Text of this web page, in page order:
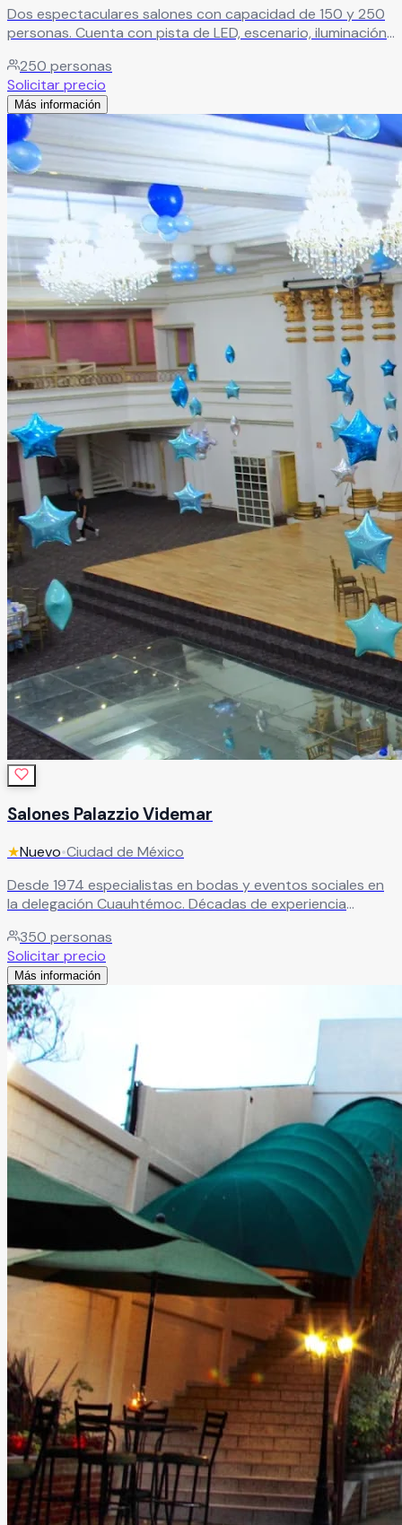
Dos espectaculares salones con capacidad de 150 y 250
personas. Cuenta con pista de LED, escenario, iluminación
gigantes y mesas iluminadas.
250 personas
Solicitar precio
Más información
Salones Palazzio Videmar
★Nuevo•Ciudad de México
Desde 1974 especialistas en bodas y eventos sociales en
la delegación Cuauhtémoc. Décadas de experiencia
primer nivel.Leer más
350 personas
Solicitar precio
Más información